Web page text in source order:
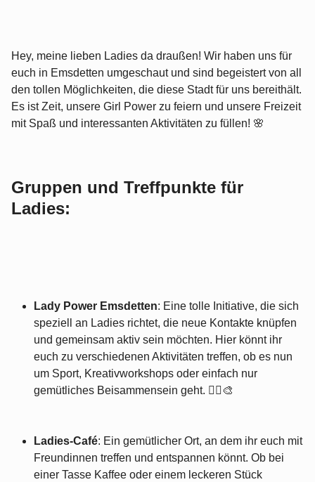
Hey, meine lieben Ladies da draußen! Wir haben uns für
euch in Emsdetten umgeschaut und sind begeistert von all
den tollen Möglichkeiten, die diese Stadt für uns bereithält.
Es ist Zeit, unsere Girl Power zu feiern und unsere Freizeit
mit Spaß und interessanten Aktivitäten zu füllen! 🌸
Gruppen und Treffpunkte für
Ladies:
Lady Power Emsdetten: Eine tolle Initiative, die sich
speziell an Ladies richtet, die neue Kontakte knüpfen
und gemeinsam aktiv sein möchten. Hier könnt ihr
euch zu verschiedenen Aktivitäten treffen, ob es nun
um Sport, Kreativworkshops oder einfach nur
gemütliches Beisammensein geht. 🏃‍♀️🎨
Ladies-Café: Ein gemütlicher Ort, an dem ihr euch mit
Freundinnen treffen und entspannen könnt. Ob bei
einer Tasse Kaffee oder einem leckeren Stück